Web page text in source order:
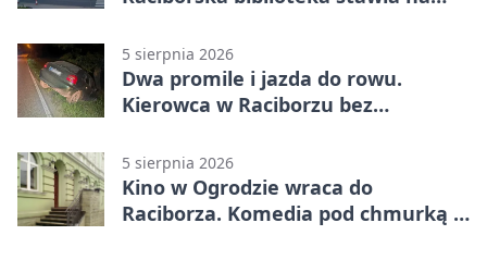
5 sierpnia 2026
Dwa promile i jazda do rowu.
Kierowca w Raciborzu bez
5 sierpnia 2026
Kino w Ogrodzie wraca do
Raciborza. Komedia pod chmurką w